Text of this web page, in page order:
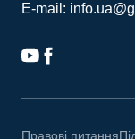
E-mail:
Правові питання